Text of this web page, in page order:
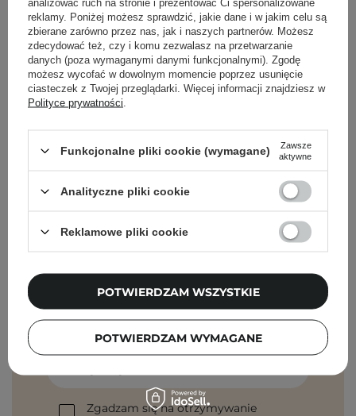
Cosibella Corner (Wileńska)
Cosibella Corner (Bohaterów Warszawy)
Cosibella Corner (Tadeusza Kościuszki)
Pielęgnacyjne checklisty, eksperckie porady,
beauty nowości - prosto na maila!
Zgadzam się na otrzymywanie
analizować ruch na stronie i prezentować Ci spersonalizowane
reklamy. Poniżej możesz sprawdzić, jakie dane i w jakim celu są
zbierane zarówno przez nas, jak i naszych partnerów. Możesz
zdecydować też, czy i komu zezwalasz na przetwarzanie
danych (poza wymaganymi danymi funkcjonalnymi). Zgodę
możesz wycofać w dowolnym momencie poprzez usunięcie
ciasteczek z Twojej przeglądarki. Więcej informacji znajdziesz w
Polityce prywatności
Funkcjonalne pliki cookie (wymagane)
Zawsze
aktywne
Analityczne pliki cookie
Reklamowe pliki cookie
POTWIERDZAM WYMAGANE
POTWIERDZAM WSZYSTKIE